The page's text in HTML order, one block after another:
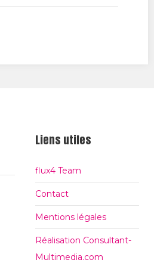
Liens utiles
flux4 Team
Contact
Mentions légales
Réalisation Consultant-
Multimedia.com